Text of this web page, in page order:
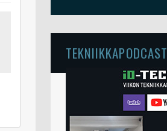
TEKNIIKKAPODCAST